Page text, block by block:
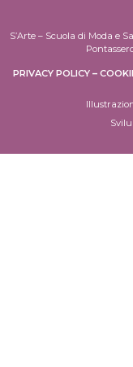
S’Arte – Scuola di Moda e
PRIVACY POLICY –